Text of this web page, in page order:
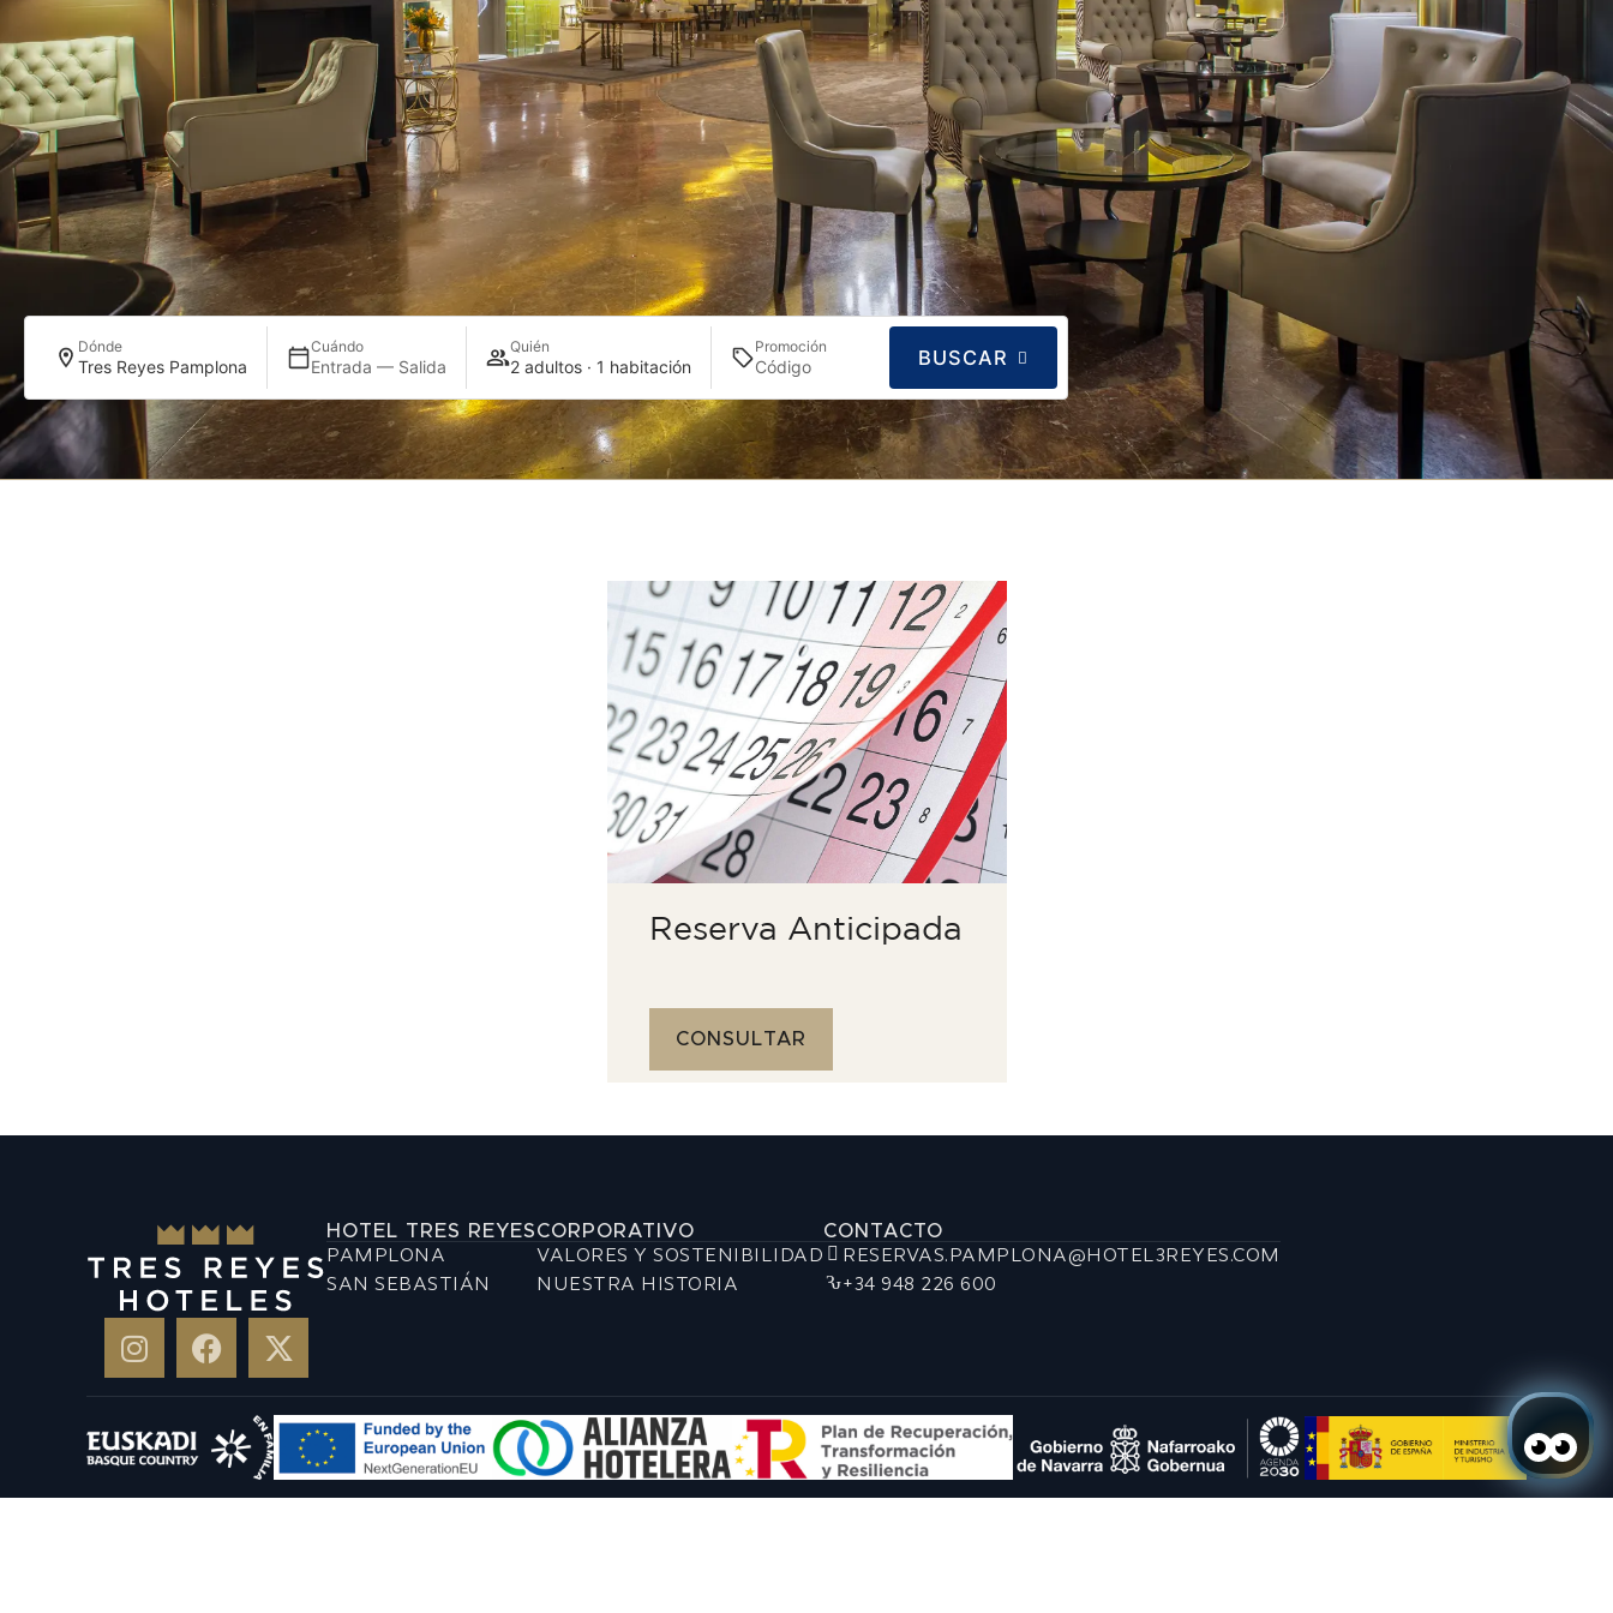
Dónde
Tres Reyes Pamplona
Cuándo
Entrada — Salida
Quién
2 adultos · 1 habitación
Promoción BUSCAR
Reserva Anticipada
CONSULTAR
HOTEL TRES REYES
PAMPLONA
SAN SEBASTIÁN
CORPORATIVO
VALORES Y SOSTENIBILIDAD
NUESTRA HISTORIA
CONTACTO
RESERVAS.PAMPLONA@HOTEL3REYES.COM
+34 948 226 600